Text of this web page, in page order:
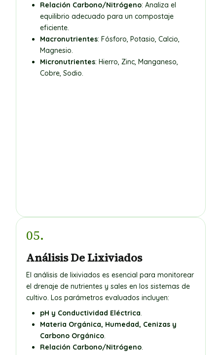
Relación Carbono/Nitrógeno: Analiza el
equilibrio adecuado para un compostaje
eficiente.
Macronutrientes: Fósforo, Potasio, Calcio,
Magnesio.
Micronutrientes: Hierro, Zinc, Manganeso,
Cobre, Sodio.
05.
Análisis De Lixiviados
El análisis de lixiviados es esencial para monitorear
el drenaje de nutrientes y sales en los sistemas de
cultivo. Los parámetros evaluados incluyen:
pH y Conductividad Eléctrica.
Materia Orgánica, Humedad, Cenizas y
Carbono Orgánico.
Relación Carbono/Nitrógeno.